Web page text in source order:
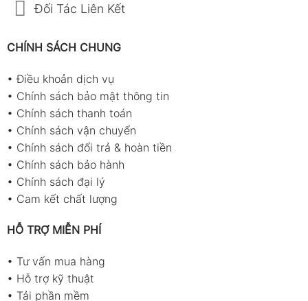
Đối Tác Liên Kết
CHÍNH SÁCH CHUNG
•Điều khoản dịch vụ
• Chính sách bảo mật thông tin
• Chính sách thanh toán
• Chính sách vận chuyển
• Chính sách đổi trả & hoàn tiền
• Chính sách bảo hành
• Chính sách đại lý
• Cam kết chất lượng
HỖ TRỢ MIỄN PHÍ
• Tư vấn mua hàng
• Hỗ trợ kỹ thuật
• Tải phần mềm